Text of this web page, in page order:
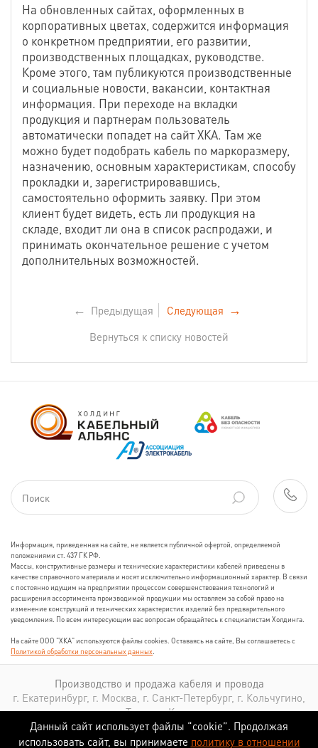
На обновленных сайтах, оформленных в
корпоративных цветах, содержится информация
о конкретном предприятии, его развитии,
производственных площадках, руководстве.
Кроме этого, там публикуются производственные
и социальные новости, вакансии, контактная
информация. При переходе на вкладки
продукция и партнерам пользователь
автоматически попадет на сайт ХКА. Там же
можно будет подобрать кабель по маркоразмеру,
назначению, основным характеристикам, способу
прокладки и, зарегистрировавшись,
самостоятельно оформить заявку. При этом
клиент будет видеть, есть ли продукция на
складе, входит ли она в список распродажи, и
принимать окончательное решение с учетом
дополнительных возможностей.
← Предыдущая Следующая →
Вернуться к списку новостей
Информация, приведенная на сайте, не является публичной офертой, определяемой
положениями ст. 437 ГК РФ.
Массы, конструктивные размеры и технические характеристики кабелей приведены в
качестве справочного материала и носят исключительно информационный характер. В связи
с постоянно идущим на предприятии процессом совершенствования технологий и
расширения ассортимента производимой продукции мы оставляем за собой право на
изменение конструкций и технических характеристик изделий без предварительного
уведомления. По всем интересующим вас вопросам обращайтесь к специалистам Холдинга.
На сайте ООО "ХКА" используются файлы cookies. Оставаясь на сайте, Вы соглашаетесь с
Политикой обработки персональных данных
Производство и продажа кабеля и провода
г. Екатеринбург, г. Москва, г. Санкт-Петербург, г. Кольчугино,
г. Томск, г. Казань
Данный сайт использует файлы “cookie”. Продолжая
использовать сайт, вы принимаете политику в отношении